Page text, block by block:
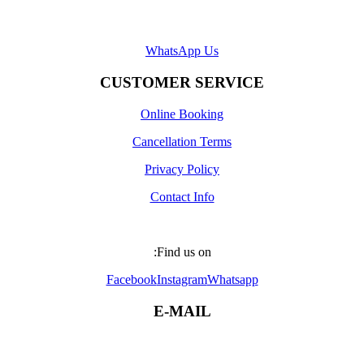
WhatsApp Us
CUSTOMER SERVICE
Online Booking
Cancellation Terms
Privacy Policy
Contact Info
Find us on:
FacebookInstagramWhatsapp
E-MAIL